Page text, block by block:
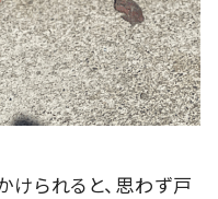
られると、思わず戸